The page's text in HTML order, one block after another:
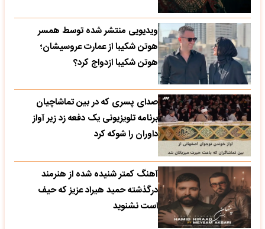
ویدیویی منتشر شده توسط همسر
هوتن شکیبا از عمارت عروسیشان؛
هوتن شکیبا ازدواج کرد؟
صدای پسری که در بین تماشاچیان
برنامه تلویزیونی یک دفعه زد زیر آواز
داوران را شوکه کرد
آهنگ کمتر شنیده شده از هنرمند
درگذشته حمید هیراد عزیز که حیف
است نشنوید